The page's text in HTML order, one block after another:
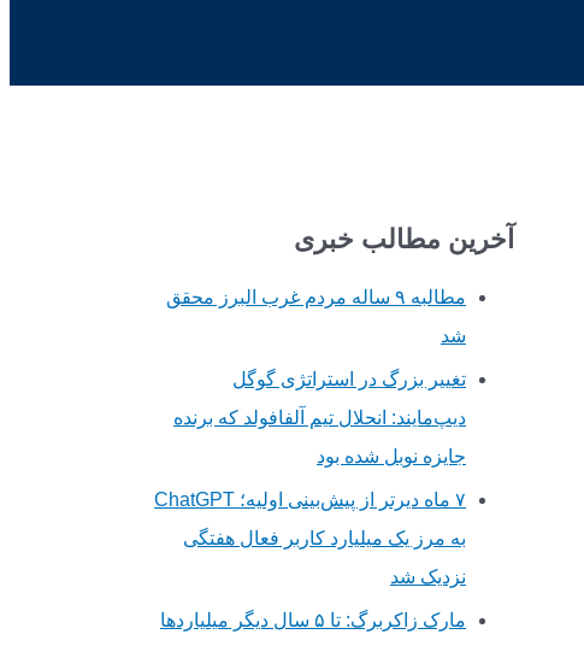
آخرین مطالب خبری
مطالبه ۹ ساله مردم غرب البرز محقق
شد
تغییر بزرگ در استراتژی گوگل
دیپ‌مایند: انحلال تیم آلفافولد که برنده
جایزه نوبل شده بود
۷ ماه دیرتر از پیش‌بینی اولیه؛ ChatGPT
به مرز یک میلیارد کاربر فعال هفتگی
نزدیک شد
مارک زاکربرگ: تا ۵ سال دیگر میلیاردها